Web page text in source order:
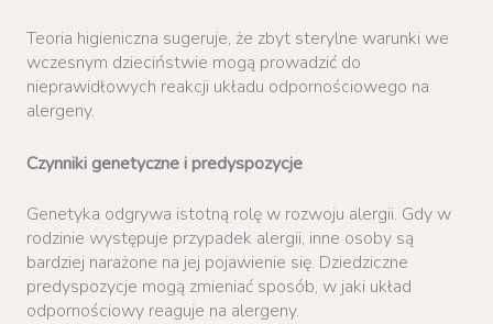
Teoria higieniczna sugeruje, że zbyt sterylne warunki we
wczesnym dzieciństwie mogą prowadzić do
nieprawidłowych reakcji układu odpornościowego na
alergeny.
Czynniki genetyczne i predyspozycje
Genetyka odgrywa istotną rolę w rozwoju alergii. Gdy w
rodzinie występuje przypadek alergii, inne osoby są
bardziej narażone na jej pojawienie się. Dziedziczne
predyspozycje mogą zmieniać sposób, w jaki układ
odpornościowy reaguje na alergeny.